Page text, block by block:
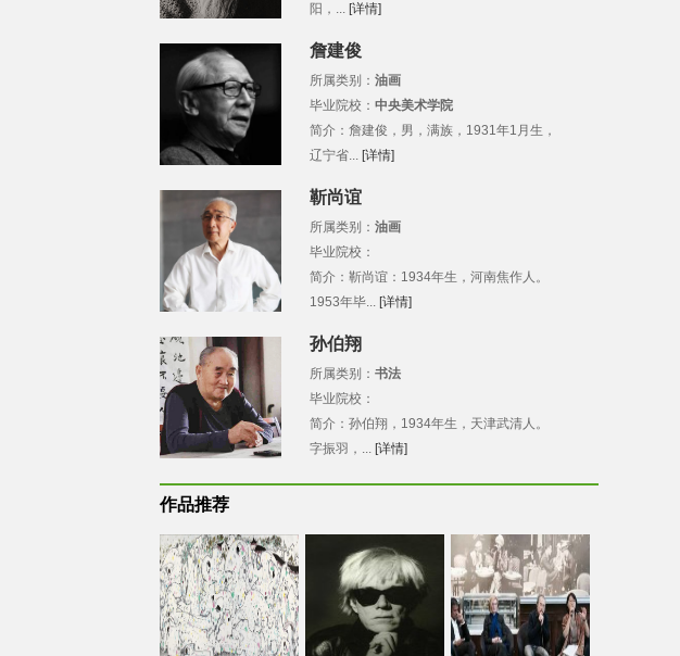
阳，... [详情]
詹建俊
所属类别： 油画
毕业院校： 中央美术学院
简介：詹建俊，男，满族，1931年1月生，
辽宁省... [详情]
靳尚谊
所属类别： 油画
毕业院校：
简介：靳尚谊：1934年生，河南焦作人。
1953年毕... [详情]
孙伯翔
所属类别： 书法
毕业院校：
简介：孙伯翔，1934年生，天津武清人。
字振羽，... [详情]
作品推荐